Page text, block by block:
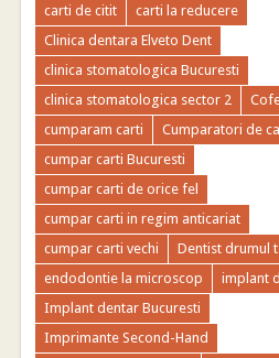
carti de citit
carti la reducere
Clinica dentara Elveto Dent
clinica stomatologica Bucuresti
clinica stomatologica sector 2
cumparam carti
Cumparatori de
cumpar carti Bucuresti
cumpar carti de orice fel
cumpar carti in regim anticariat
cumpar carti vechi
Dentist drumul
endodontie la microscop
implant
Implant dentar Bucuresti
Imprimante Second-Hand